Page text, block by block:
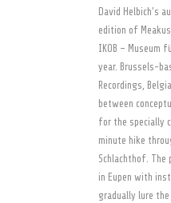
David Helbich’s
edition of
IKOB – Museum
year. Brussels-
Recordings,
between
for the specially
minute hike
Schlachthof. The
in Eupen with
gradually lure